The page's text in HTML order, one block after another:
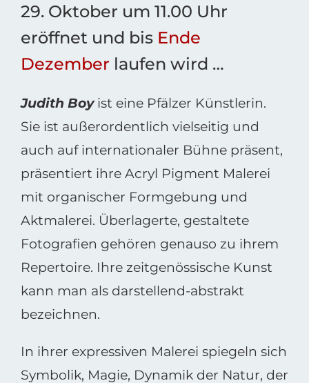
29. Oktober um 11.00 Uhr
eröffnet und bis Ende
Dezember laufen wird …
Judith Boy ist eine Pfälzer Künstlerin.
Sie ist außerordentlich vielseitig und
auch auf internationaler Bühne präsent,
präsentiert ihre Acryl Pigment Malerei
mit organischer Formgebung und
Aktmalerei. Überlagerte, gestaltete
Fotografien gehören genauso zu ihrem
Repertoire. Ihre zeitgenössische Kunst
kann man als darstellend-abstrakt
bezeichnen.
In ihrer expressiven Malerei spiegeln sich
Symbolik, Magie, Dynamik der Natur, der